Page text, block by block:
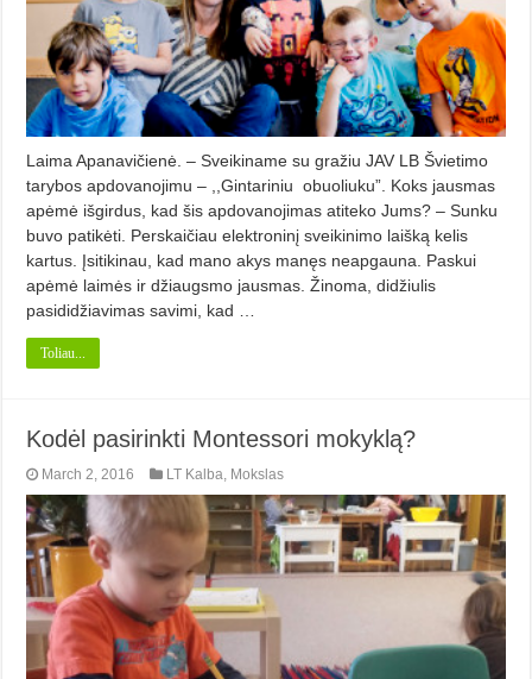
Laima Apanavičienė. – Sveikiname su gražiu JAV LB Švietimo
tarybos apdovanojimu – ,,Gintariniu obuoliuku”. Koks jausmas
apėmė išgirdus, kad šis apdovanojimas atiteko Jums? – Sunku
buvo patikėti. Perskaičiau elektroninį sveikinimo laišką kelis
kartus. Įsitikinau, kad mano akys manęs neapgauna. Paskui
apėmė laimės ir džiaugsmo jausmas. Žinoma, didžiulis
pasididžiavimas savimi, kad …
Toliau...
Kodėl pasirinkti Montessori mokyklą?
March 2, 2016 LT Kalba, Mokslas